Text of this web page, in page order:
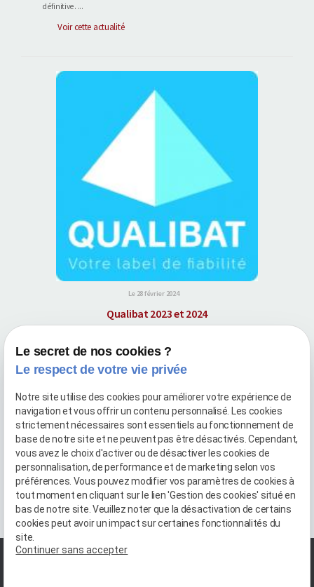
définitive. ...
Voir cette actualité
Le 28 février 2024
Qualibat 2023 et 2024
obtenus la certification Qualibat ! ¤ Maçonnerie, technicité
courante ¤ ¤ Carrelage et revêtement, technicité confirmé ...
« 1 2 3 4 5 6 7 8 9 10 »
Le secret de nos cookies ?
Le respect de votre vie privée
Notre site utilise des cookies pour améliorer votre expérience de
navigation et vous offrir un contenu personnalisé. Les cookies
strictement nécessaires sont essentiels au fonctionnement de
base de notre site et ne peuvent pas être désactivés. Cependant,
vous avez le choix d'activer ou de désactiver les cookies de
personnalisation, de performance et de marketing selon vos
préférences. Vous pouvez modifier vos paramètres de cookies à
tout moment en cliquant sur le lien 'Gestion des cookies' situé en
bas de notre site. Veuillez noter que la désactivation de certains
cookies peut avoir un impact sur certaines fonctionnalités du
site.
Continuer sans accepter